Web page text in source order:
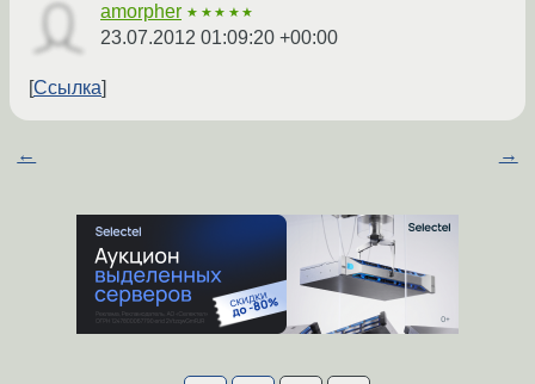
amorpher ★★★★★
23.07.2012 01:09:20 +00:00
Ссылка
← →